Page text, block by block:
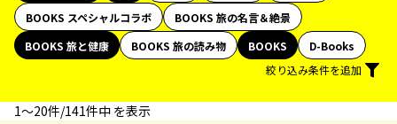
BOOKS スペシャルコラボ
BOOKS 旅の名言＆絶景
BOOKS 旅と健康
BOOKS 旅の読み物 BOOKS
D-Books
絞り込み条件を追加
1〜20件/141件中 を表示